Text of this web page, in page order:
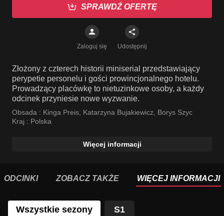
SPRAWDŹ OFERTĘ
Zaloguj się Udostępnij
Złożony z czterech historii miniserial przedstawiający
perypetie personelu i gości prowincjonalnego hotelu.
Prowadzący placówkę to nietuzinkowe osoby, a każdy
odcinek przyniesie nowe wyzwanie.
Obsada : Kinga Preis Katarzyna Bujakiewicz
Borys Szyc
Kraj : Polska
Więcej informacji
ODCINKI ZOBACZ TAKŻE WIĘCEJ INFORMACJI
Wszystkie sezony S1